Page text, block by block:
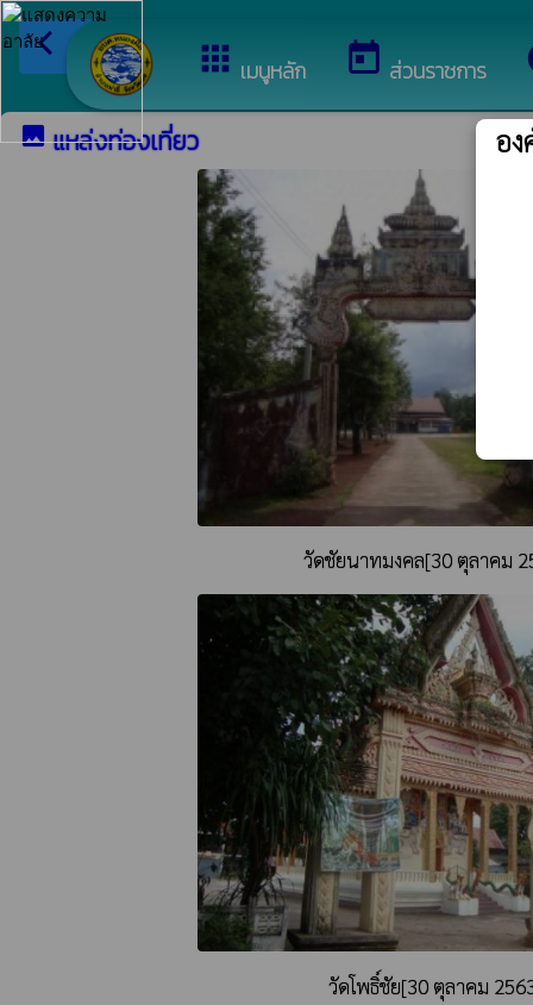
apps เมนูหลัก today ส่วนราชการ
arrow_back_ios กลับเมนูหลัก ยิน
imageแหล่งท่องเที่ยว
วัดชัยนาทมงคล[30 ตุลาคม
วัดโพธิ์ชัย[30 ตุลาคม
อ